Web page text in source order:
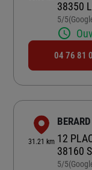
38350
5/5Note de
04 76 81
31.21 km 12
38160
5/5Note de